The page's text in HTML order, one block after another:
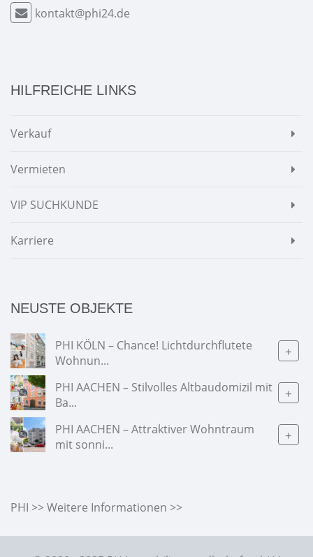
kontakt@phi24.de
HILFREICHE LINKS
Verkauf
Vermieten
VIP SUCHKUNDE
Karriere
NEUSTE OBJEKTE
PHI KÖLN – Chance! Lichtdurchflutete
Wohnun...
+
PHI AACHEN – Stilvolles Altbaudomizil mit
Ba...
+
PHI AACHEN – Attraktiver Wohntraum
mit sonni...
+
PHI >> Weitere Informationen >>